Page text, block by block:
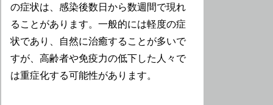
の症状は、感染後数日から数週間で現れ
ることがあります。一般的には軽度の症
状であり、自然に治癒することが多いで
すが、高齢者や免疫力の低下した人々で
は重症化する可能性があります。